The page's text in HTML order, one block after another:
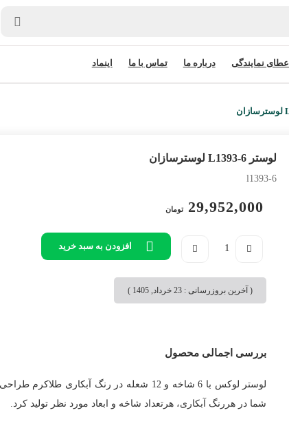
اعطای نمایندگی درباره ما تماس با ما اینماد
لوستر L1393-6 لوسترسازان
l1393-6
29,952,000 تومان
افزودن به سبد خرید
( آخرین بروزرسانی : 23 خرداد, 1405 )
بررسی اجمالی محصول
لوستر لوکس با 6 شاخه و 12 شعله در رنگ
شما در هررنگ آبکاری، هرتعداد شاخه و ابعاد مورد نظر تولید کرد.